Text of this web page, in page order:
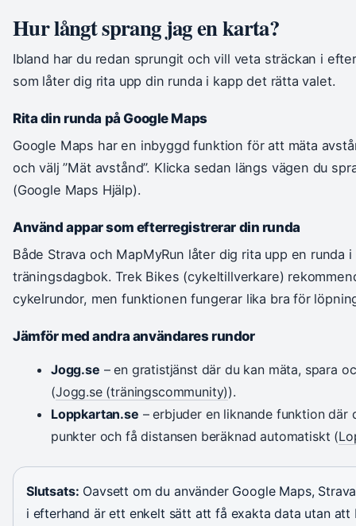
Hur långt sprang jag en karta?
Ibland har du redan sprungit och vill veta sträckan i
som låter dig rita upp din runda i kapp det rätta valet.
Rita din runda på Google Maps
Google Maps har en inbyggd funktion för att mäta
och välj ”Mät avstånd”. Klicka sedan längs vägen du
(Google Maps Hjälp).
Använd appar som efterregistrerar din runda
Både Strava och MapMyRun låter dig rita upp en runda
träningsdagbok. Trek Bikes (cykeltillverkare)
cykelrundor, men funktionen fungerar lika bra för
Jämför med andra användares rundor
Jogg.se – en gratistjänst där du kan mäta, spara
(Jogg.se (träningscommunity)).
Loppkartan.se – erbjuder en liknande funktion
punkter och få distansen beräknad automatiskt (
Slutsats: Oavsett om du använder Google Maps,
i efterhand är ett enkelt sätt att få exakta data utan att